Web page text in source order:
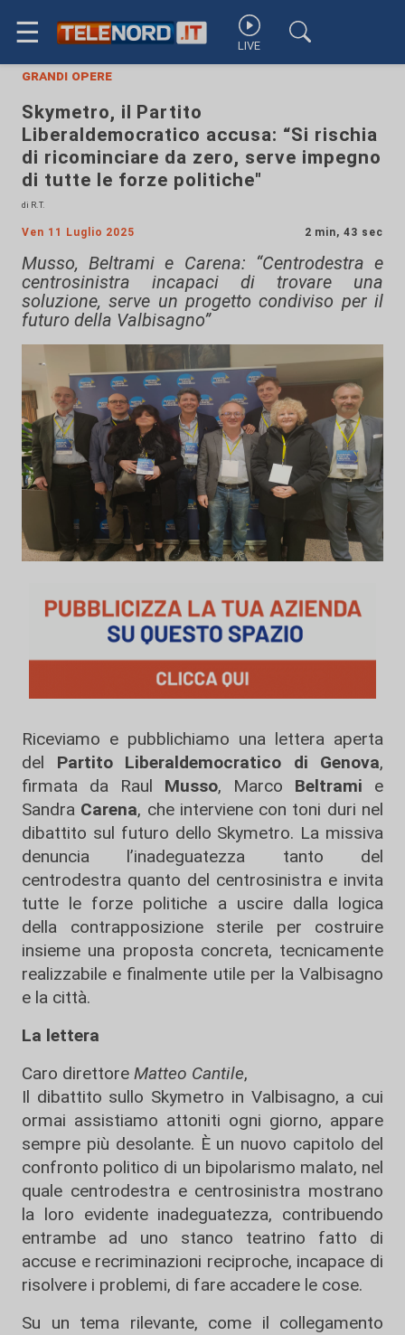
☰ LIVE
grandi opere
Skymetro, il Partito
Liberaldemocratico accusa: “Si rischia
di ricominciare da zero, serve impegno
di tutte le forze politiche"
di R.T.
Ven 11 Luglio 2025 2 min, 43 sec
Musso, Beltrami e Carena: “Centrodestra e
centrosinistra incapaci di trovare una
soluzione, serve un progetto condiviso per il
futuro della Valbisagno”
Riceviamo e pubblichiamo una lettera aperta
del Partito Liberaldemocratico di Genova,
firmata da Raul Musso, Marco Beltrami e
Sandra Carena, che interviene con toni duri nel
dibattito sul futuro dello Skymetro. La missiva
denuncia l’inadeguatezza tanto del
centrodestra quanto del centrosinistra e invita
tutte le forze politiche a uscire dalla logica
della contrapposizione sterile per costruire
insieme una proposta concreta, tecnicamente
realizzabile e finalmente utile per la Valbisagno
e la città.
La lettera
Caro direttore Matteo Cantile,
Il dibattito sullo Skymetro in Valbisagno, a cui
ormai assistiamo attoniti ogni giorno, appare
sempre più desolante. È un nuovo capitolo del
confronto politico di un bipolarismo malato, nel
quale centrodestra e centrosinistra mostrano
la loro evidente inadeguatezza, contribuendo
entrambe ad uno stanco teatrino fatto di
accuse e recriminazioni reciproche, incapace di
risolvere i problemi, di fare accadere le cose.
Su un tema rilevante, come il collegamento